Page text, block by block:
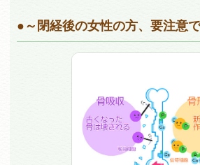
～閉経後の女性の方、要注意